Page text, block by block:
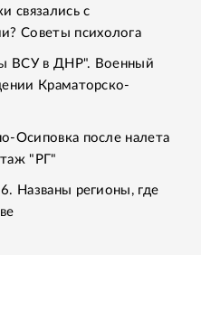
связались с
Советы психолога
ВСУ в ДНР". Военный
Краматорско-
Осиповка после налета
"РГ"
Названы регионы, где